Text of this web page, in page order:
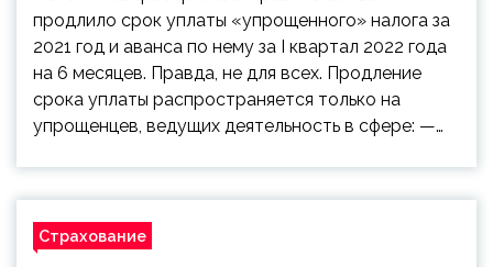
продлило срок уплаты «упрощенного» налога за
2021 год и аванса по нему за I квартал 2022 года
на 6 месяцев. Правда, не для всех. Продление
срока уплаты распространяется только на
упрощенцев, ведущих деятельность в сфере: —…
Страхование